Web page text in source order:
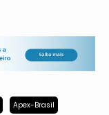
Apex-Brasil